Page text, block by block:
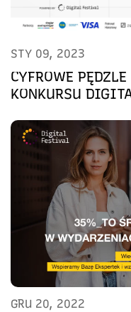
STY 09, 2023
CYFROWE
KONKURSU
GRU 20, 2022